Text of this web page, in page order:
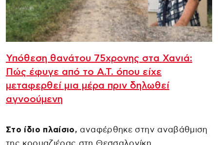
Υπόθεση θανάτου 75χρονης στα Χανιά:
Πώς έφυγε από το Α.Τ. όπου είχε
μεταφερθεί μια μέρα πριν δηλωθεί
αγνοούμενη
Στο ίδιο πλαίσιο, αναφέρθηκε στην αναβάθμιση
της κρουαζιέρας στη Θεσσαλονίκη,